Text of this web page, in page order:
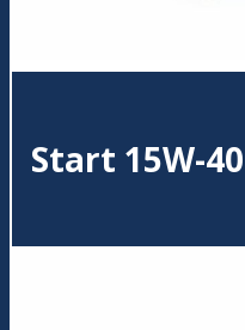
Start 15W-40